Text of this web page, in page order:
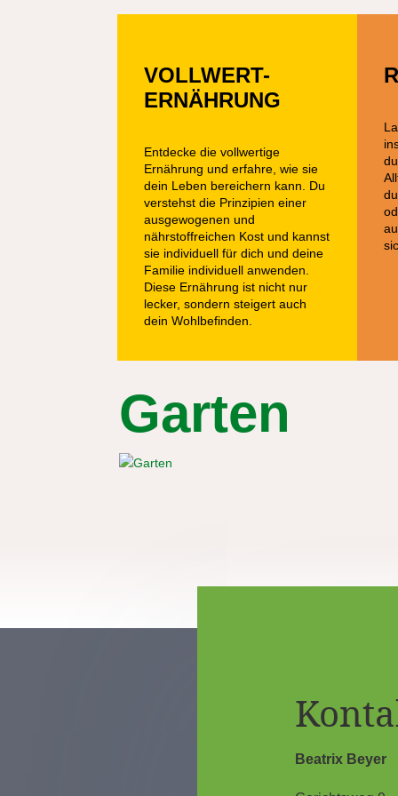
VOLLWERT-
ERNÄHRUNG
Entdecke die vollwertige
Ernährung und erfahre, wie sie
dein Leben bereichern kann. Du
verstehst die Prinzipien einer
ausgewogenen und
nährstoffreichen Kost und kannst
sie individuell für dich und deine
Familie individuell anwenden.
Diese Ernährung ist nicht nur
lecker, sondern steigert auch
dein Wohlbefinden.
Garten
Beatrix Beyer